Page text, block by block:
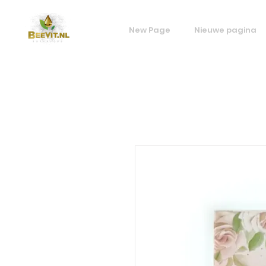
New Page Nieuwe pagina